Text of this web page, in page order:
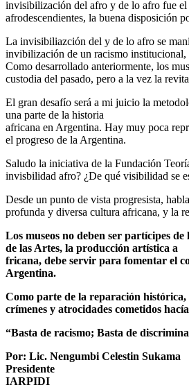
invisibilización del afro y de lo afro fue el
afrodescendientes, la buena disposición
La invisibiliazción del y de lo afro se
invibilización de un racismo institucional,
Como desarrollado anteriormente, los
custodia del pasado, pero a la vez la
El gran desafío será a mi juicio la
una parte de la historia
africana en Argentina. Hay muy poca
el progreso de la Argentina.
Saludo la iniciativa de la Fundación
invisbilidad afro? ¿De qué visibilidad se
Desde un punto de vista progresista,
profunda y diversa cultura africana, y la
Los museos no deben ser partícipes
de las Artes, la producción artística a
fricana, debe servir para fomentar el
Argentina.
Como parte de la reparación
crímenes y atrocidades cometidos
“Basta de racismo; Basta de
Por: Lic. Nengumbi Celestin Sukama
Presidente
IARPIDI